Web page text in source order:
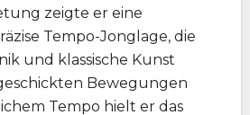
zeigte er eine
Tempo-Jonglage, die
und klassische Kunst
Bewegungen
Tempo hielt er das